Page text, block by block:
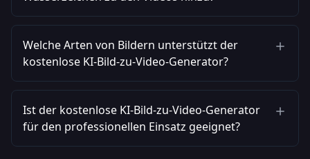
Welche Arten von Bildern unterstützt der
kostenlose KI-Bild-zu-Video-Generator?
Ist der kostenlose KI-Bild-zu-Video-Generator
für den professionellen Einsatz geeignet?